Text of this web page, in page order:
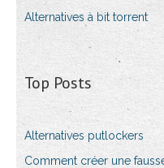
Alternatives à bit torrent
Top Posts
Alternatives putlockers
Comment créer une